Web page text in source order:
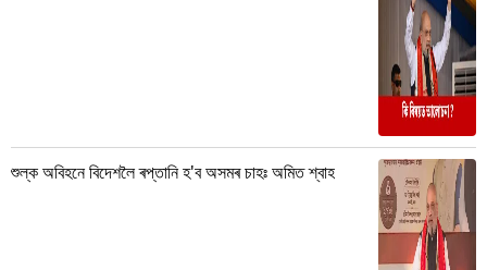
শুল্ক অবিহনে বিদেশলৈ ৰপ্তানি হ'ব অসমৰ চাহঃ অমিত শ্বাহ